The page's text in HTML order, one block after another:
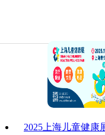
2025上海儿童健康